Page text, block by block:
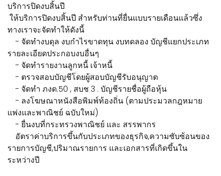
บริการปิดงบสิ้นปี
ให้บริการปิดงบสิ้นปี สำหรับท่านที่ยื่นแบบรายเดือนแล้วซึ่ง
ทางเราจะจัดทำให้ดังนี้
- จัดทำงบดุล งบกำไรขาดทุน งบทดลอง บัญชีแยกประเภท
รายละเอียดประกอบงบอื่นๆ
- จัดทำรายงานลูกหนี้ เจ้าหนี้
- ตรวจสอบบัญชีโดยผู้สอบบัญชีรับอนุญาต
- จัดทำ ภงด.50 , สบช 3 . บัญชีรายชื่อผู้ถือหุ้น
- ลงโฆษณาหนังสือพิมพ์ท้องถิ่น (ตามประมวลกฎหมาย
แพ่งและพาณิชย์ ฉบับใหม่)
- ยื่นงบที่กระทรวงพาณิชย์ และ สรรพากร
อัตราค่าบริการขึ้นกับประเภทของธุรกิจ,ความซับซ้อนของ
รายการบัญชี,ปริมาณรายการ และเอกสารที่เกิดขึ้นใน
ระหว่างปี